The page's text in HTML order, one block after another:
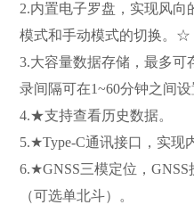
2.内置电子罗盘，实现风向
模式和手动模式的切换。☆
3.大容量数据存储，最多可
录间隔可在1~60分钟之间设
4.★支持查看历史数据。
5.★Type-C通讯接口，实现
6.★GNSS三模定位，
（可选单北斗）。